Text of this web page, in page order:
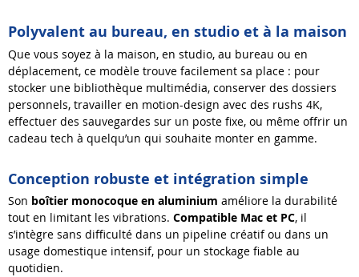
Polyvalent au bureau, en studio et à la maison
Que vous soyez à la maison, en studio, au bureau ou en
déplacement, ce modèle trouve facilement sa place : pour
stocker une bibliothèque multimédia, conserver des dossiers
personnels, travailler en motion-design avec des rushs 4K,
effectuer des sauvegardes sur un poste fixe, ou même offrir un
cadeau tech à quelqu’un qui souhaite monter en gamme.
Conception robuste et intégration simple
Son boîtier monocoque en aluminium améliore la durabilité
tout en limitant les vibrations. Compatible Mac et PC, il
s’intègre sans difficulté dans un pipeline créatif ou dans un
usage domestique intensif, pour un stockage fiable au
quotidien.